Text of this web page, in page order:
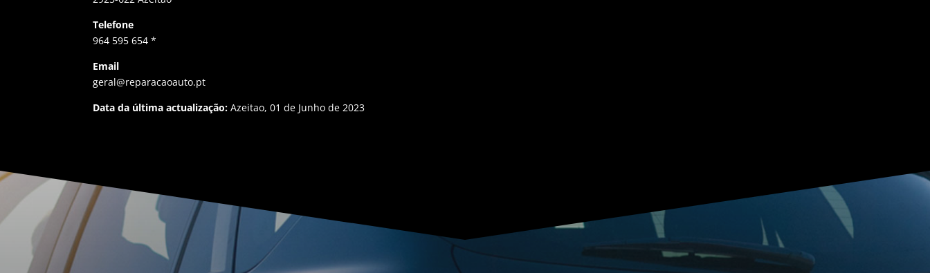
Telefone
964 595 654 *
Email
geral@reparacaoauto.pt
Data da última actualização: Azeitao, 01 de Junho de 2023